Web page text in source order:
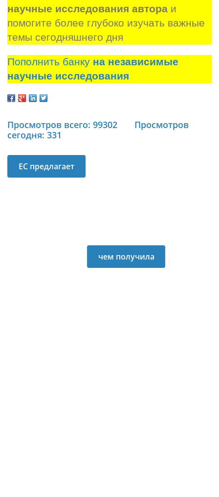
научные исследования автора и
помогите более глубоко изучать важные
темы сегодняшнего дня
Пополнить банку на независимые
научные исследования
Просмотров всего: 99302
Просмотров
сегодня: 331
ЕС предлагает
чем получила